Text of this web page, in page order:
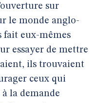
sur
le monde anglo-
fait eux-mêmes
essayer de mettre
ils trouvaient
ceux qui
à la demande